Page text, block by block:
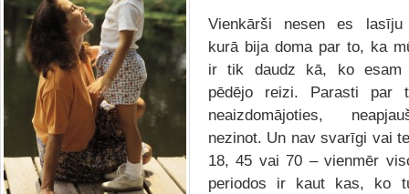
Vienkārši nesen es lasīju
kurā bija doma par to, ka
ir tik daudz kā, ko esam
pēdējo reizi. Parasti par
neaizdomājoties,
nezinot. Un nav svarīgi vai
18, 45 vai 70 – vienmēr
periodos ir kaut kas, ko